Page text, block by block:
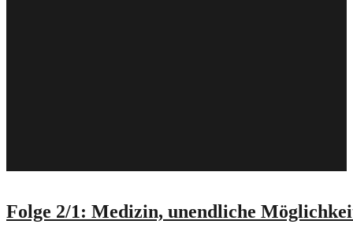
Folge 2/1: Medizin, unendliche